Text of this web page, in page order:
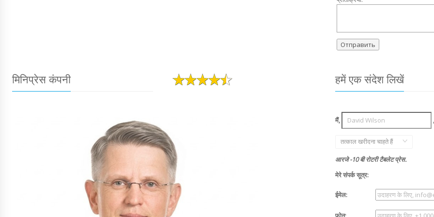
मिनिप्रेस कंपनी हमें एक संदेश लिखें
मैं, ,
तत्काल खरीदना चाहते हैं
आरजे -10 बी रोटरी टैबलेट प्रेस.
मेरे संपर्क सूत्र:
ईमेल: